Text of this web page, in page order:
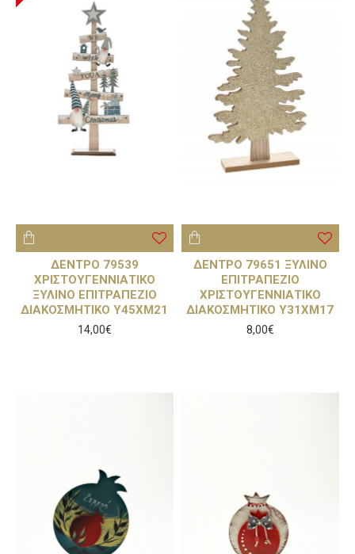
ΔΕΝΤΡΟ 79539
ΧΡΙΣΤΟΥΓΕΝΝΙΑΤΙΚΟ
ΞΥΛΙΝΟ ΕΠΙΤΡΑΠΕΖΙΟ
ΔΙΑΚΟΣΜΗΤΙΚΟ Υ45ΧΜ21
14,00€
ΔΕΝΤΡΟ 79651 ΞΥΛΙΝΟ
ΕΠΙΤΡΑΠΕΖΙΟ
ΧΡΙΣΤΟΥΓΕΝΝΙΑΤΙΚΟ
ΔΙΑΚΟΣΜΗΤΙΚΟ Υ31ΧΜ17
8,00€